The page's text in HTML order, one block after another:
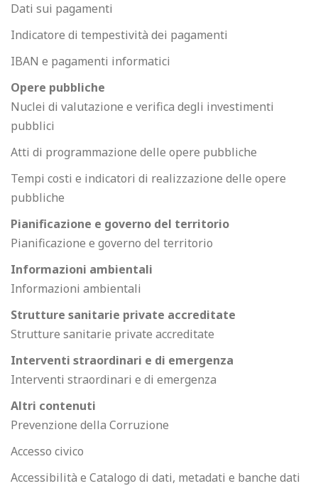
Dati sui pagamenti
Indicatore di tempestività dei pagamenti
IBAN e pagamenti informatici
Opere pubbliche
Nuclei di valutazione e verifica degli investimenti
pubblici
Atti di programmazione delle opere pubbliche
Tempi costi e indicatori di realizzazione delle opere
pubbliche
Pianificazione e governo del territorio
Pianificazione e governo del territorio
Informazioni ambientali
Informazioni ambientali
Strutture sanitarie private accreditate
Strutture sanitarie private accreditate
Interventi straordinari e di emergenza
Interventi straordinari e di emergenza
Altri contenuti
Prevenzione della Corruzione
Accesso civico
Accessibilità e Catalogo di dati, metadati e banche dati